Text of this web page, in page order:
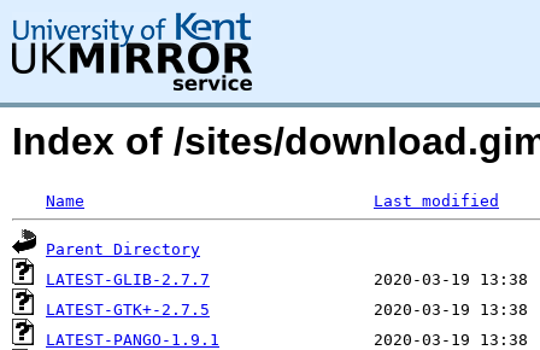
Index of /sites/
Name Last modified
Parent Directory
LATEST-GLIB-2.7.7
LATEST-GTK+-2.7.5
LATEST-PANGO-1.9.1